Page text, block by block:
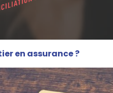
en assurance ?